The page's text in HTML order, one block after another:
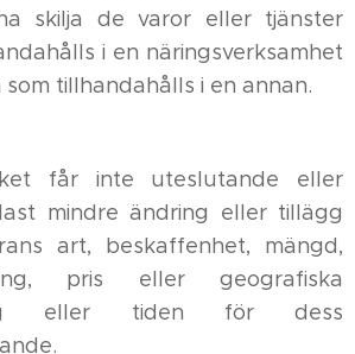
skilja de varor eller tjänster
i en näringsverksamhet
tillhandahålls i en annan.
får inte uteslutande eller
mindre ändring eller tillägg
art, beskaffenhet, mängd,
pris eller geografiska
eller tiden för dess